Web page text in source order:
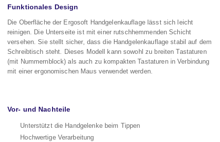
Funktionales Design
Die Oberfläche der Ergosoft Handgelenkauflage lässt sich leicht
reinigen. Die Unterseite ist mit einer rutschhemmenden Schicht
versehen. Sie stellt sicher, dass die Handgelenkauflage stabil auf dem
Schreibtisch steht. Dieses Modell kann sowohl zu breiten Tastaturen
(mit Nummernblock) als auch zu kompakten Tastaturen in Verbindung
mit einer ergonomischen Maus verwendet werden.
Vor- und Nachteile
Unterstützt die Handgelenke beim Tippen
Hochwertige Verarbeitung